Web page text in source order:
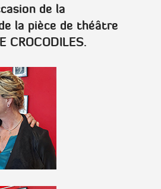
de la
la pièce de théâtre
CROCODILES.